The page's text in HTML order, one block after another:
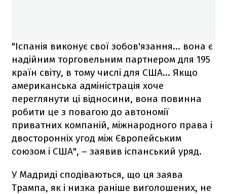
"Іспанія виконує свої зобов'язання… вона є
надійним торговельним партнером для 195
країн світу, в тому числі для США… Якщо
американська адміністрація хоче
переглянути ці відносини, вона повинна
робити це з повагою до автономії
приватних компаній, міжнародного права і
двосторонніх угод між Європейським
союзом і США", – заявив іспанський уряд.
У Мадриді сподіваються, що ця заява
Трампа, як і низка раніше виголошених, не